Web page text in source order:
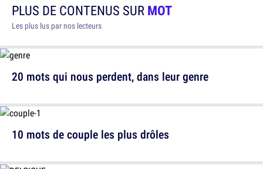
PLUS DE CONTENUS SURMOT
Les plus lus par nos lecteurs
20 mots qui nous perdent, dans leur genre
10 mots de couple les plus drôles